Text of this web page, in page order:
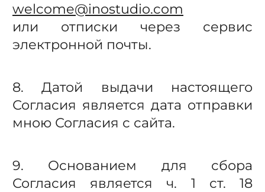
welcome@inostudio.com
или отписки через сервис
электронной почты.
8. Датой выдачи настоящего
Согласия является дата отправки
мною Согласия с сайта.
9. Основанием для сбора
Согласия является ч. 1 ст. 18